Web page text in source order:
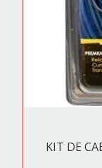
KIT DE